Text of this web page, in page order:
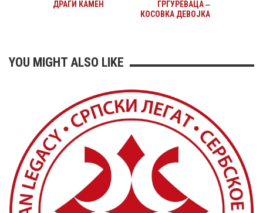
ДРАГИ КАМЕН
ГРГУРЕВАЦА ‒
КОСОВКА ДЕВОЈКА
YOU MIGHT ALSO LIKE